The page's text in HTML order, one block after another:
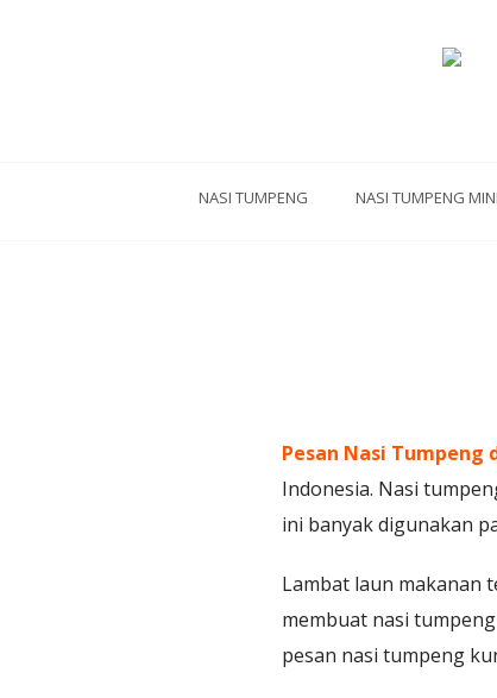
NASI TUMPENG NASI TUMPENG MINI
Pesan Nasi Tumpeng
Indonesia. Nasi
ini banyak digunakan
Lambat laun makanan
membuat nasi
pesan nasi tumpeng